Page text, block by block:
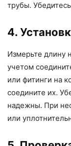
трубы.
4.
Измерьте длину
учетом
или фитинги на
соедините их.
надежны. При
или